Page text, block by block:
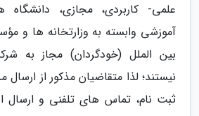
علمی- کاربردی، مجازی،
آموزشی وابسته به وزارتخانه ها و
بین الملل (خودگردان) مجاز به
نیستند؛ لذا متقاضیان مذکور از
ثبت نام، تماس های تلفنی و ارسال